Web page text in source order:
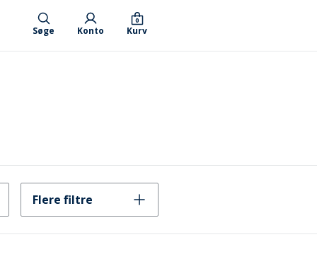
Søge Konto Kurv
0
Flere filtre